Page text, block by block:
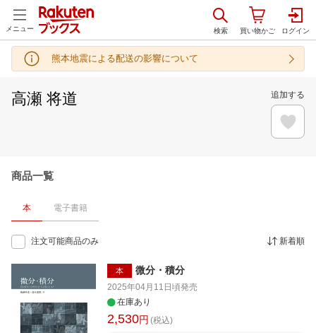
メニュー
熊本地震による配送の影響について
高瀬 将道 追加する
商品一覧
本 電子書籍
注文可能商品のみ 新着順
本 微分・積分
2025年04月11日頃発売
在庫あり
2,530円 (税込)